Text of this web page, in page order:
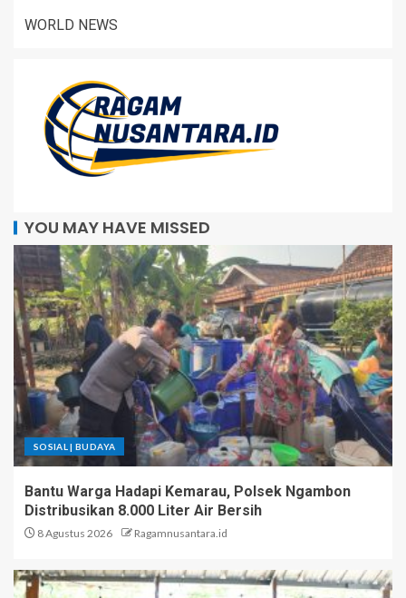
WORLD NEWS
YOU MAY HAVE MISSED
SOSIAL | BUDAYA
Bantu Warga Hadapi Kemarau, Polsek Ngambon
Distribusikan 8.000 Liter Air Bersih
8 Agustus 2026 Ragamnusantara.id